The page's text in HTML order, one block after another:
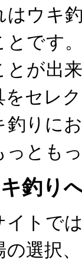
はウキ
とです
とが出
をセレ
釣りに
っとも
釣り
イトで
の選択